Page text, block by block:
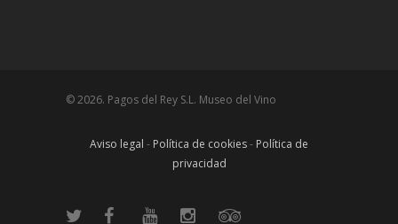
© 2026. Pagos del Rey S.L. Museo del Vino
Aviso legal - Política de cookies- Política de
privacidad